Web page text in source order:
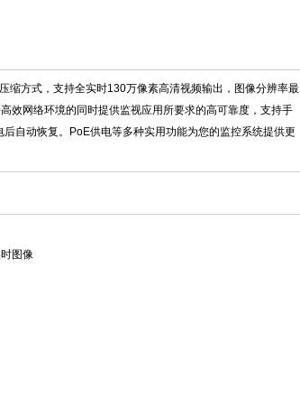
缩方式，支持全实时130万像素高清视频输出，图像分辨率最
效网络环境的同时提供监视应用所要求的高可靠度，支持手
自动恢复。PoE供电等多种实用功能为您的监控系统提供更
图像